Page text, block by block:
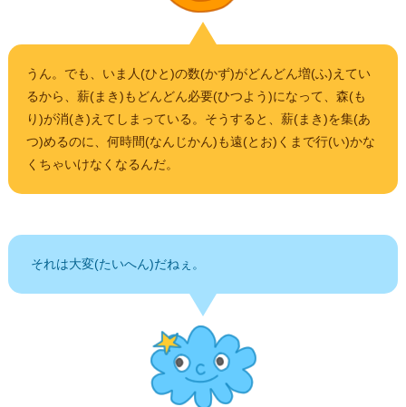
うん。でも、いま人(ひと)の数(かず)がどんどん増(ふ)えてい
るから、薪(まき)もどんどん必要(ひつよう)になって、森(も
り)が消(き)えてしまっている。そうすると、薪(まき)を集(あ
つ)めるのに、何時間(なんじかん)も遠(とお)くまで行(い)かな
くちゃいけなくなるんだ。
それは大変(たいへん)だねぇ。